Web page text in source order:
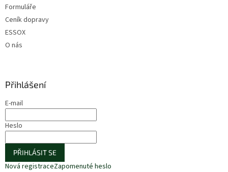
Formuláře
Ceník dopravy
ESSOX
O nás
Přihlášení
E-mail
Heslo
PŘIHLÁSIT SE
Nová registraceZapomenuté heslo